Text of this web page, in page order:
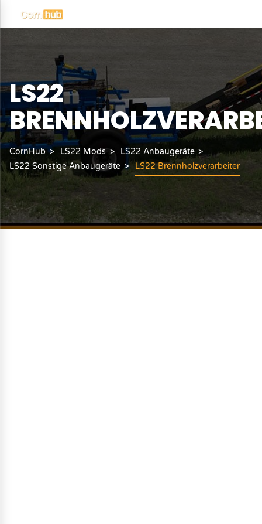
LS22
CornHub LS22 Mods
LS22 Anbaugeräte
LS22 Sonstige Anbaugeräte
LS22 Brennholzverarbeiter